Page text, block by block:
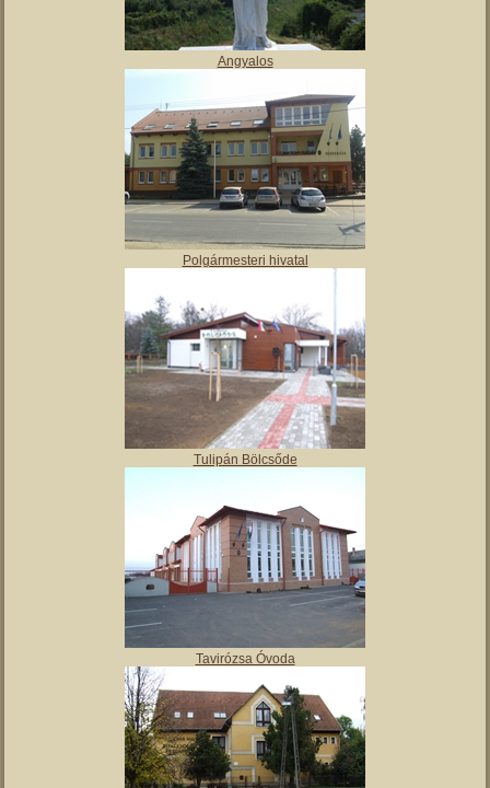
Angyalos
Polgármesteri hivatal
Tulipán Bölcsőde
Tavirózsa Óvoda